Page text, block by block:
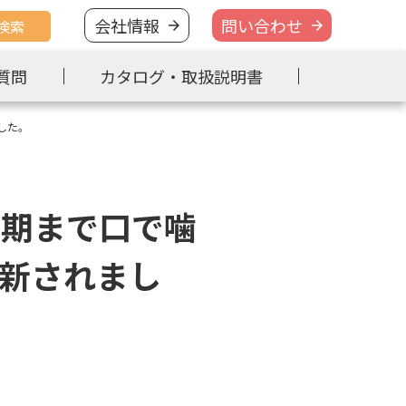
索 会社情報 問い合わせ
問 カタログ・取扱説明書
。
まで口で噛
されまし